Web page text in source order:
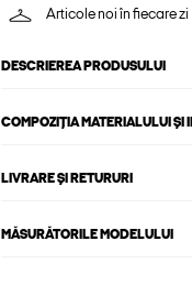
Articole noi în fiecare zi
DESCRIEREA PRODUSULUI
COMPOZIȚIA MATERIALULUI ȘI
LIVRARE ȘI RETURURI
MĂSURĂTORILE MODELULUI